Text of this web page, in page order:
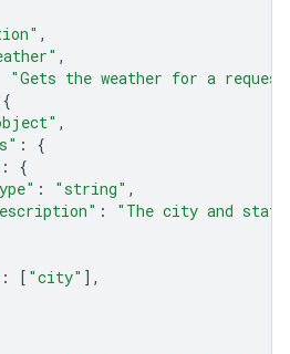
,
,
"Gets the weather for a
{
,
:
{
:
{
: "string" ,
:
"The city and
: [ "city" ],